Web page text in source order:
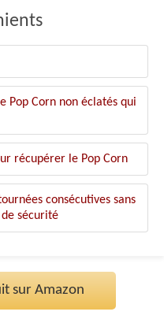
Pop Corn non éclatés qui
récupérer le Pop Corn
consécutives sans
sécurité
sur Amazon